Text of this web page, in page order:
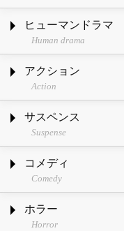
ヒューマンドラマ
Human drama
アクション
Action
サスペンス
Suspense
コメディ
Comedy
ホラー
Horror